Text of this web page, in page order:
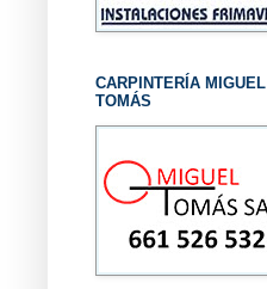
CARPINTERÍA MIGUEL
TOMÁS